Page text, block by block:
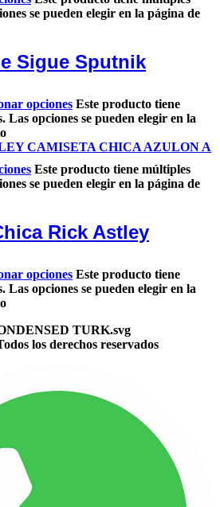
se pueden elegir en la página de
Sigue Sputnik
opciones Este producto tiene
Las opciones se pueden elegir en la
Este producto tiene múltiples
se pueden elegir en la página de
Rick Astley
opciones Este producto tiene
Las opciones se pueden elegir en la
los derechos reservados